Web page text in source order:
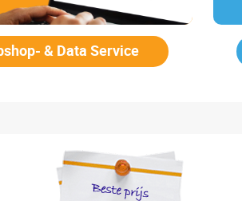
& Data Service